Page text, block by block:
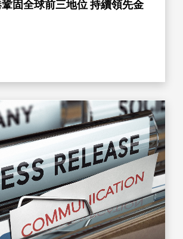
球前三地位 持續領先金